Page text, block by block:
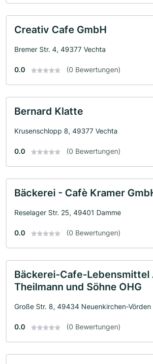
Creativ Cafe GmbH
Bremer Str. 4, 49377 Vechta
0.0 (0 Bewertungen)
Bernard Klatte
Krusenschlopp 8, 49377 Vechta
0.0 (0 Bewertungen)
Bäckerei - Cafè Kramer
Reselager Str. 25, 49401 Damme
0.0 (0 Bewertungen)
Bäckerei-Cafe-Lebensmittel
Theilmann und Söhne OHG
Große Str. 8, 49434 Neuenkirchen-Vörden
0.0 (0 Bewertungen)